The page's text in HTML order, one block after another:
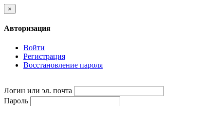
×
Авторизация
Войти
Регистрация
Восстановление пароля
Логин или эл. почта
Пароль